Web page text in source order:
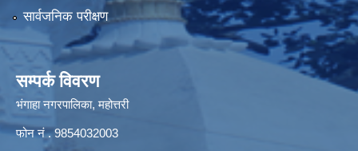
सार्वजनिक परीक्षण
सम्पर्क विवरण
भंगाहा नगरपालिका, महोत्तरी
फोन नं . 9854032003